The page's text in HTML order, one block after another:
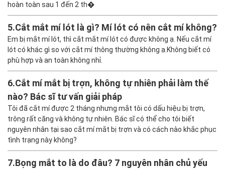
hoàn toàn sau 1 đến 2 th�
5.Cắt mắt mí lót là gì? Mí lót có nên cắt mí không?
Em bị mắt mí lót, thì cắt mắt mí lót có được không ạ. Nếu cắt mí
lót có khác gì so với cắt mí thông thường không ạ.Không biết có
phù hợp và an toàn không nhỉ.
6.Cắt mí mắt bị trợn, không tự nhiên phải làm thế
nào? Bác sĩ tư vấn giải pháp
Tôi đã cắt mí được 2 tháng nhưng mắt tôi có dấu hiệu bị trợn,
trông rất căng và không tự nhiên. Bác sĩ có thể cho tôi biết
nguyên nhân tại sao cắt mí mắt bị trợn và có cách nào khắc phục
tình trạng này không?
7.Bọng mắt to là do đâu? 7 nguyên nhân chủ yếu